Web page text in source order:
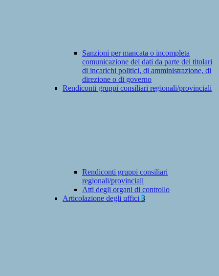
Sanzioni per mancata o incompleta
comunicazione dei dati da parte dei titolari
di incarichi politici, di amministrazione, di
direzione o di governo
Rendiconti gruppi consiliari regionali/provinciali
Rendiconti gruppi consiliari
regionali/provinciali
Atti degli organi di controllo
Articolazione degli uffici 3